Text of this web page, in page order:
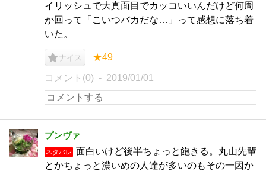
イリッシュで大真面目でカッコいいんだけど何周
か回って「こいつバカだな…」って感想に落ち着
いた。
ナイス ★49
コメント(0) 2019/01/01
プンヴァ
ネタバレ
面白いけど後半ちょっと飽きる。丸山先輩
とかちょっと濃いめの人達が多いのもその一因か